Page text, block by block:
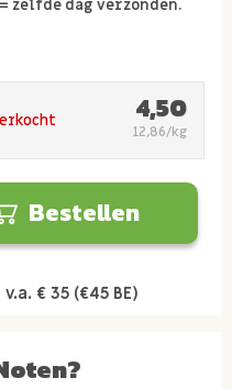
zelfde dag verzonden.
4,50
12,86/kg
Bestellen
€ 35 (€45 BE)